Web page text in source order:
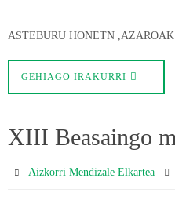
ASTEBURU HONETN
GEHIAGO IRAKURRI
XIII Beasaingo
Aizkorri Mendizale Elkartea